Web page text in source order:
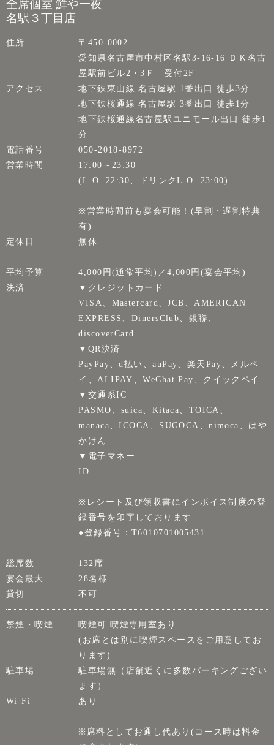
全席個室 鮮や一夜
名駅３丁目店
住所
〒450-0002
愛知県名古屋市中村区名駅3-16-16 ＤＫ名古
屋駅前ビル2・3Ｆ 受付2F
アクセス
地下鉄東山線 名古屋駅 1番出口 徒歩3分
地下鉄桜通線 名古屋駅 3番出口 徒歩1分
地下鉄桜通線名古屋駅ユニモール出口 徒歩1
分
電話番号
050-2018-8972
営業時間
17:00～23:30
(L.O. 22:30、ドリンクL.O. 23:00)
※営業時間前も宴会可能！(早割・遅割特典
有)
定休日
無休
平均予算
4,000円(通常平均)／4,000円(宴会平均)
決済
▼クレジットカード
VISA、Mastercard、JCB、AMERICAN
EXPRESS、DinersClub、銀聯、
discoverCard
▼QR決済
PayPay、d払い、auPay、楽天Pay、メルペ
イ、ALIPAY、WeChat Pay、クイックペイ
▼交通系IC
PASMO、suica、Kitaca、TOICA、
manaca、ICOCA、SUGOCA、nimoca、はや
かけん
▼電子マネー
ID
※レシート及び領収書にインボイス制度の登
録番号を印字しております
●登録番号：T6010701005431
総席数
132席
宴会最大
28名様
貸切
不可
禁煙・喫煙
喫煙可 喫煙専用室あり
(お席とは別に喫煙スペースをご用意してお
ります)
駐車場
駐車場無（店舗近くに多数パーキングござい
ます）
Wi-Fi
あり
※席料としてお通し代あり(コース時は料金